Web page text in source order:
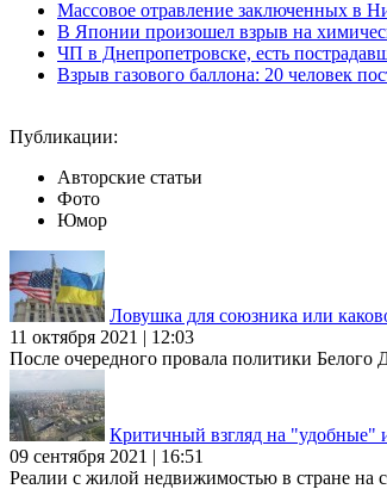
Массовое отравление заключенных в
В Японии произошел взрыв на
ЧП в Днепропетровске, есть
Взрыв газового баллона: 20 человек
Публикации:
Авторские статьи
Фото
Юмор
Ловушка для союзника или
11 октября 2021 | 12:03
После очередного провала политики
Критичный взгляд на "удобные"
09 сентября 2021 | 16:51
Реалии с жилой недвижимостью в стране на